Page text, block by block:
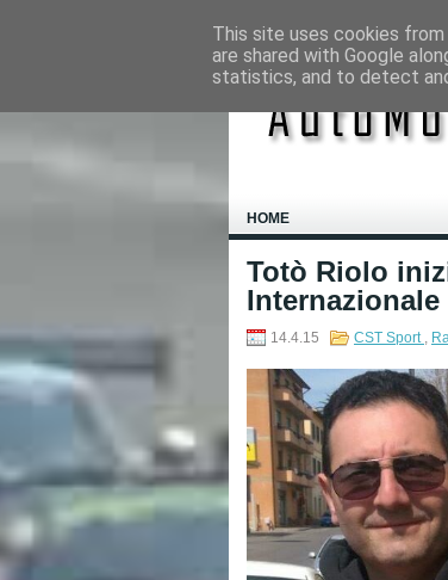
HOME
Totò Riolo
Internazionale
14.4.15 CST Sport ,
This site uses cookies
are shared with Google
statistics, and to detect